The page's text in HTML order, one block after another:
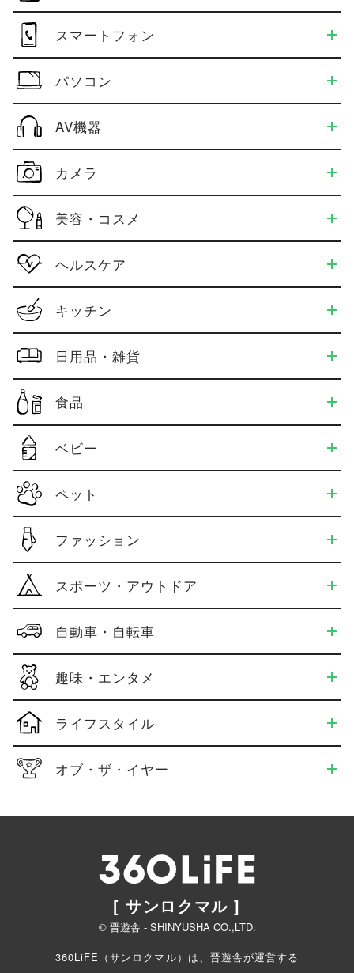
スマートフォン
パソコン
AV機器
カメラ
美容・コスメ
ヘルスケア
キッチン
日用品・雑貨
食品
ベビー
ペット
ファッション
スポーツ・アウトドア
自動車・自転車
趣味・エンタメ
ライフスタイル
オブ・ザ・イヤー
[ サンロクマル ]
© 晋遊舎 - SHINYUSHA CO.,LTD.
360LiFE（サンロクマル）は、晋遊舎が運営する